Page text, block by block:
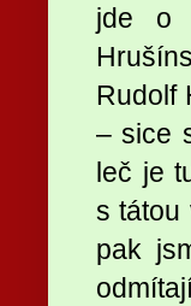
jde o
Rudolf
– sice
leč je
s tátou
pak